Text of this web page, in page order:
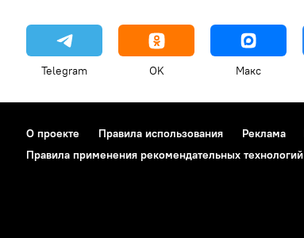
Telegram OK Макс
О проекте Правила использования Реклама
Правила применения рекомендательных технологий